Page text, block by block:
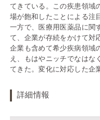
てきている。この疾患領域
場が飽和したことによる注
一方で、医療用医薬品に関
て、企業が存続をかけて対
企業も含めて希少疾病領域
え、もはやニッチでなはな
てきた。変化に対応した企
詳細情報